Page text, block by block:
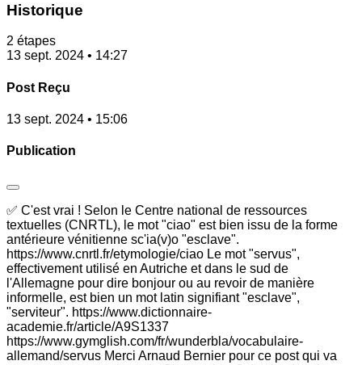
Historique
2 étapes
13 sept. 2024 • 14:27
Post Reçu
13 sept. 2024 • 15:06
Publication
✅ C'est vrai ! Selon le Centre national de ressources
textuelles (CNRTL), le mot "ciao" est bien issu de la forme
antérieure vénitienne sc'ia(v)o "esclave".
https://www.cnrtl.fr/etymologie/ciao Le mot "servus",
effectivement utilisé en Autriche et dans le sud de
l'Allemagne pour dire bonjour ou au revoir de manière
informelle, est bien un mot latin signifiant "esclave",
"serviteur". https://www.dictionnaire-
academie.fr/article/A9S1337
https://www.gymglish.com/fr/wunderbla/vocabulaire-
allemand/servus Merci Arnaud Bernier pour ce post qui va